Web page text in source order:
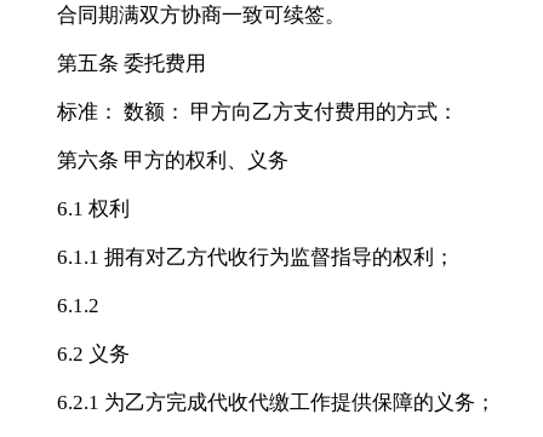
合同期满双方协商一致可续签。
第五条 委托费用
标准： 数额： 甲方向乙方支付费用的方式：
第六条 甲方的权利、义务
6.1 权利
6.1.1 拥有对乙方代收行为监督指导的权利；
6.1.2
6.2 义务
6.2.1 为乙方完成代收代缴工作提供保障的义务；